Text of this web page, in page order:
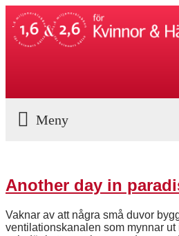
Another day in
Vaknar av att några små duvor
ventilationskanalen som mynnar ut